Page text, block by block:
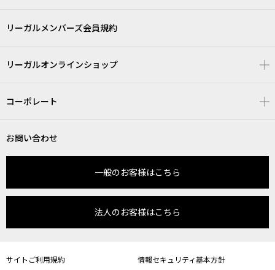
リーガルメンバーズ会員規約
リーガルオンラインショップ
コーポレート
お問い合わせ
一般のお客様はこちら
法人のお客様はこちら
サイトご利用規約
情報セキュリティ基本方針